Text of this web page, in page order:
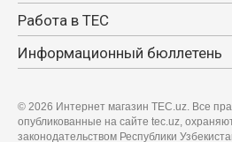
Работа в TEC
Информационный бюллетень
© 2026 Интернет магазин TEC.uz. Все
опубликованные на сайте tec.uz,
законодательством Республики